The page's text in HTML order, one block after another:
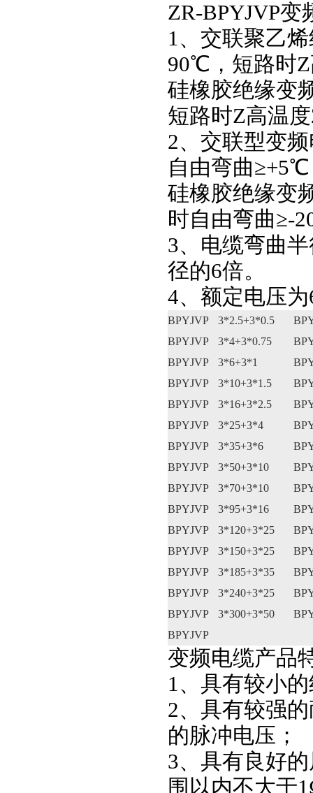
ZR-BPYJVP
1、交联聚乙
90℃，短路时
硅橡胶绝缘变
短路时Z高温
2、交联型变
自由弯曲
硅橡胶绝缘变
时自由弯曲≥-
3、电缆弯曲
径的6倍。
4、额定电压
BPYJVP 3*2.5+3*0.5
BPYJVP
3*4+3*0.75
BPYJVP
3*6+3*1
BPYJVP
3*10+3*1.5
BPYJVP
3*16+3*2.5
BPYJVP
3*25+3*4
BPYJVP
3*35+3*6
BPYJVP
3*50+3*10
BPYJVP
3*70+3*10
BPYJVP
3*95+3*16
BPYJVP
3*120+3*25
BPYJVP
3*150+3*25
BPYJVP
3*185+3*35
BPYJVP
3*240+3*25
BPYJVP
3*300+3*50
BPYJVP
变频电缆产品
1、具有较小
2、具有较强
的脉冲电压；
3、具有良好
围以内不大于